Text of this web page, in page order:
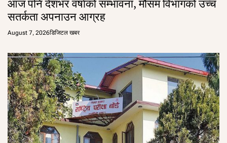
आज पनि देशभर वर्षाको सम्भावना, मौसम विभागको उच्च
सतर्कता अपनाउन आग्रह
August 7, 2026डिजिटल खबर